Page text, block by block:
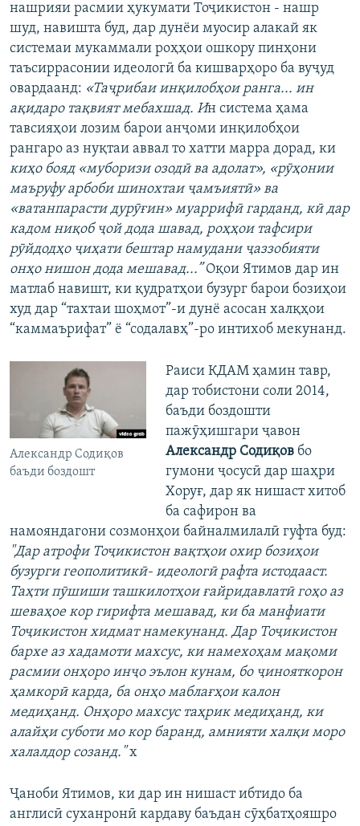
нашрияи расмии ҳукумати Тоҷикистон - нашр
шуд, навишта буд, дар дунёи муосир алакай як
системаи мукаммали роҳҳои ошкору пинҳони
таъсиррасонии идеологӣ ба кишварҳоро ба вуҷуд
овардаанд: «Таҷрибаи инқилобҳои ранга... ин
ақидаро тақвият мебахшад. Ин система ҳама
тавсияҳои лозим барои анҷоми инқилобҳои
рангаро аз нуқтаи аввал то хатти марра дорад, ки
киҳо бояд «муборизи озодӣ ва адолат», «рӯҳонии
маъруфу арбоби шинохтаи ҷамъиятӣ» ва
«ватанпарасти дурӯғин» муаррифӣ гарданд, кӣ дар
кадом ниқоб ҷой дода шавад, роҳҳои тафсири
рӯйдодҳо ҷиҳати бештар намудани ҷаззобияти
онҳо нишон дода мешавад...” Оқои Ятимов дар ин
матлаб навишт, ки қудратҳои бузург барои бозиҳои
худ дар “тахтаи шоҳмот”-и дунё асосан халқҳои
“каммаърифат” ё “содалавҳ”-ро интихоб мекунанд.
Александр Содиқов
баъди боздошт
Раиси КДАМ ҳамин тавр,
дар тобистони соли 2014,
баъди боздошти
пажӯҳишгари ҷавон
Александр Содиқовбо
гумони ҷосусӣ дар шаҳри
Хоруғ, дар як нишаст хитоб
ба сафирон ва
намояндагони созмонҳои байналмилалӣ гуфта буд:
"Дар атрофи Тоҷикистон вақтҳои охир бозиҳои
бузурги геополитикӣ- идеологӣ рафта истодааст.
Таҳти пӯшиши ташкилотҳои ғайридавлатӣ гоҳо аз
шеваҳое кор гирифта мешавад, ки ба манфиати
Тоҷикистон хидмат намекунанд. Дар Тоҷикистон
бархе аз хадамоти махсус, ки намехоҳам мақоми
расмии онҳоро инҷо эълон кунам, бо ҷинояткорон
ҳамкорӣ карда, ба онҳо маблағҳои калон
медиҳанд. Онҳоро махсус таҳрик медиҳанд, ки
алайҳи суботи мо кор баранд, амнияти халқи моро
халалдор созанд."x
Ҷаноби Ятимов, ки дар ин нишаст ибтидо ба
англисӣ суханронӣ кардаву баъдан сӯҳбатҳояшро